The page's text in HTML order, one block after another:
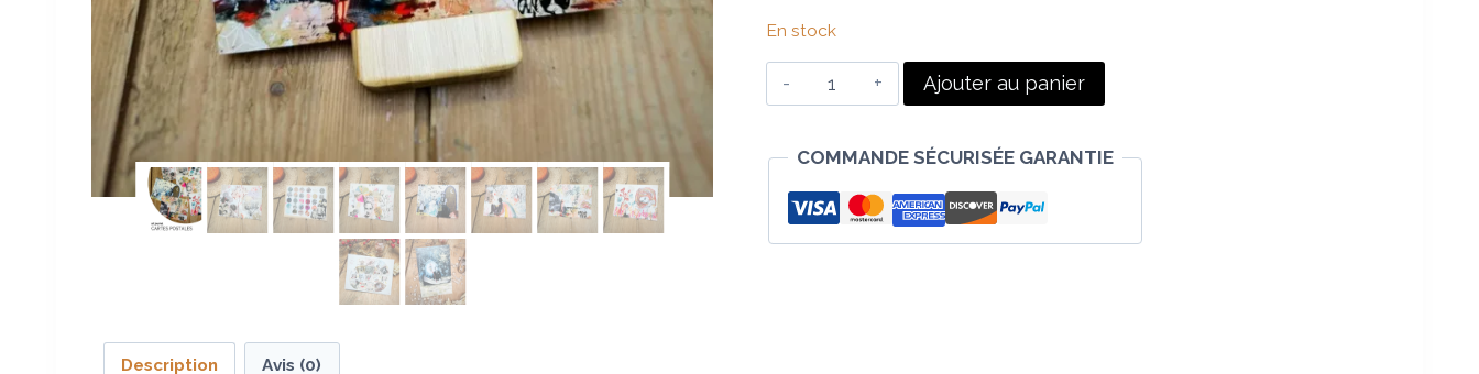
En stock
quantité
de
postales
Ajouter au panier
COMMANDE SÉCURISÉE GARANTIE
Description Avis (0)